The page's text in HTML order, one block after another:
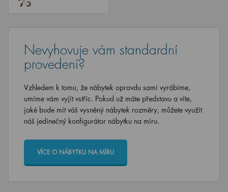
Nevyhovuje vám standardní
provedení?
Vzhledem k tomu, že nábytek opravdu sami vyrábíme,
umíme vám vyjít vstříc. Pokud už máte představu a víte,
jaké bude mít váš vysněný nábytek rozměry, můžete využít
náš jedinečný konfigurátor nábytku na míru.
VÍCE O NÁBYTKU NA MÍRU